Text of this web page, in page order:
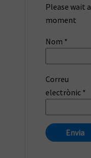
Please wait a
moment
Nom *
Correu
electrònic *